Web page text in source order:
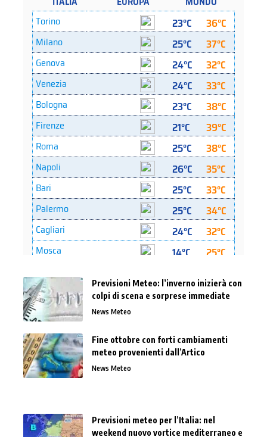
Previsioni Meteo: l’inverno inizierà con
colpi di scena e sorprese immediate
News Meteo
Fine ottobre con forti cambiamenti
meteo provenienti dall’Artico
News Meteo
Previsioni meteo per l’Italia: nel
weekend nuovo vortice mediterraneo e